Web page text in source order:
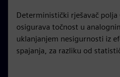
Deterministički rješavač polja
osigurava točnost u
uklanjanjem nesigurnosti iz
spajanja, za razliku od